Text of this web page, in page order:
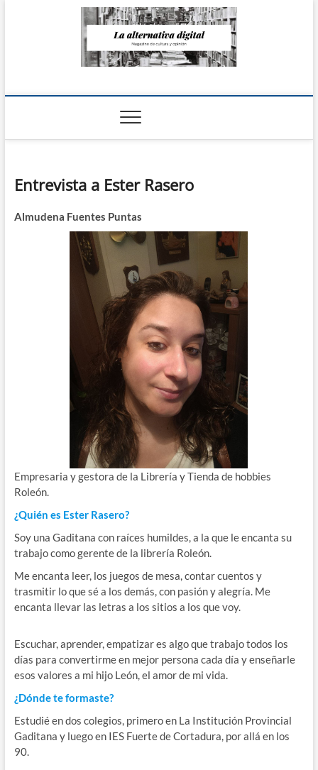
La Alternativa
Entrevista a Ester Rasero
Almudena Fuentes Puntas
Empresaria y gestora de la Librería y Tienda de hobbies
Roleón.
¿Quién es Ester Rasero?
Soy una Gaditana con raíces humildes, a la que le encanta su
trabajo como gerente de la librería Roleón.
Me encanta leer, los juegos de mesa, contar cuentos y
trasmitir lo que sé a los demás, con pasión y alegría. Me
encanta llevar las letras a los sitios a los que voy.
Escuchar, aprender, empatizar es algo que trabajo todos los
días para convertirme en mejor persona cada día y enseñarle
esos valores a mi hijo León, el amor de mi vida.
¿Dónde te formaste?
Estudié en dos colegios, primero en La Institución Provincial
Gaditana y luego en IES Fuerte de Cortadura, por allá en los
90.